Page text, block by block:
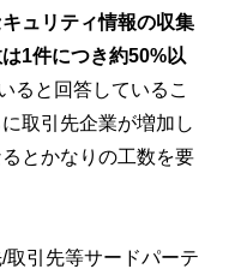
キュリティ情報の収集
1件につき約50%以
ると回答しているこ
取引先企業が増加し
とかなりの工数を要
引先等サードパーテ